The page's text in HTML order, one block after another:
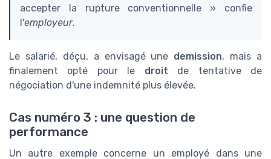
accepter la rupture conventionnelle » confie
l'employeur.
Le salarié, déçu, a envisagé une demission, mais a
finalement opté pour le droit de tentative de
négociation d'une indemnité plus élevée.
Cas numéro 3 : une question de
performance
Un autre exemple concerne un employé dans une